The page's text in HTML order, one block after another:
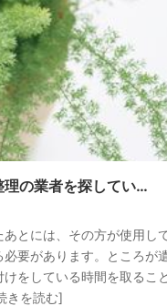
理の業者を探してい…
とには、その方が使用し
必要があります。ところが
をしている時間を取るこ
きを読む]